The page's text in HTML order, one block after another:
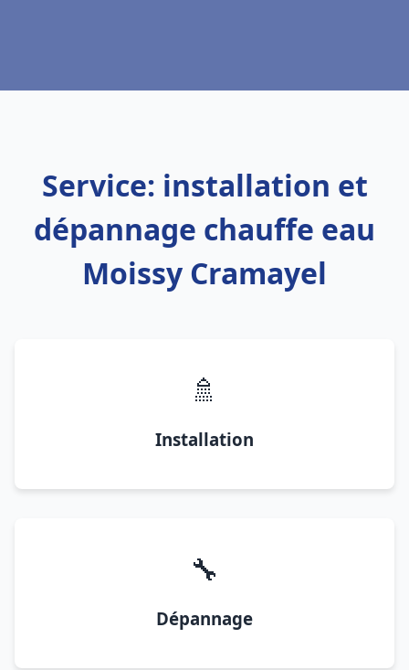
Service: installation et
dépannage chauffe eau
Moissy Cramayel
🚿
Installation
🔧
Dépannage